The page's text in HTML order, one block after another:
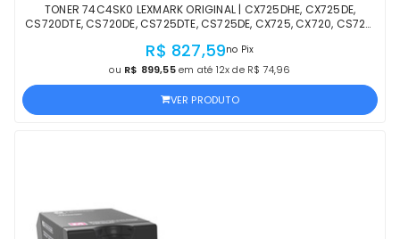
TONER 74C4SK0 LEXMARK ORIGINAL | CX725DHE, CX725DE,
CS720DTE, CS720DE, CS725DTE, CS725DE, CX725, CX720, CS725,
R$ 827,59no Pix
ou R$ 899,55em até 12x de R$ 74,96
VER PRODUTO